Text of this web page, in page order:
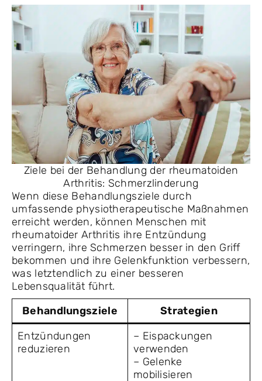
Ziele bei der Behandlung der rheumatoiden
Arthritis: Schmerzlinderung
Wenn diese Behandlungsziele durch
umfassende physiotherapeutische Maßnahmen
erreicht werden, können Menschen mit
rheumatoider Arthritis ihre Entzündung
verringern, ihre Schmerzen besser in den Griff
bekommen und ihre Gelenkfunktion verbessern,
was letztendlich zu einer besseren
Lebensqualität führt.
Behandlungsziele
Strategien
Entzündungen
reduzieren
– Eispackungen
verwenden
– Gelenke
mobilisieren